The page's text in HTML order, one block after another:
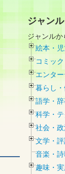
ジャンル
ジャンル
絵本・
コミッ
エンタ
暮らし
語学・
科学・
社会・
文学・
音楽・
趣味・